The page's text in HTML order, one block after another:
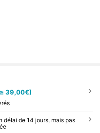
39,00€)
délai de 14 jours, mais pas